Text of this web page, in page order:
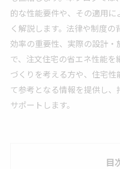
的な性能要件や、その適用
く解説します。法律や制度
効率の重要性、実際の設計
で、注文住宅の省エネ性能
づくりを考える方や、住宅
て参考となる情報を提供し
サポートします。
目